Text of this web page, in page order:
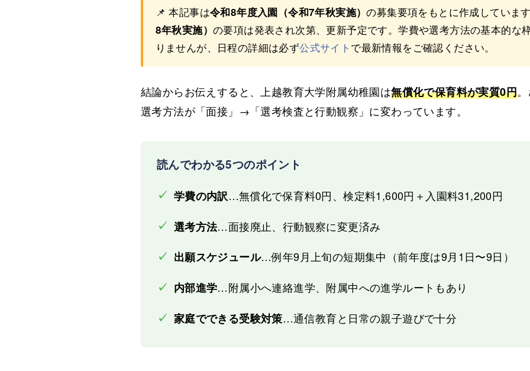
📌 本記事は令和8年度入園（令和7年秋実施）の募集要項をもとに作成していま
8年秋実施） の要項は発表され次第、更新予定です。学費や選考方法の基本的な
りませんが、日程の詳細は必ず公式サイト で最新情報をご確認ください。
結論からお伝えすると、上越教育大学附属幼稚園は無償化で保育料が実質0円
選考方法が「面接」→「選考検査と行動観察」に変わっています。
読んでわかる5つのポイント
✓ 学費の内訳…無償化で保育料0円、検定料1,600円＋入園料31,200円
✓ 選考方法…面接廃止、行動観察に変更済み
✓ 出願スケジュール…例年9月上旬の短期集中（前年度は9月1日〜9日）
✓ 内部進学…附属小へ連絡進学、附属中への進学ルートもあり
✓ 家庭でできる受験対策…通信教育と日常の親子遊びで十分